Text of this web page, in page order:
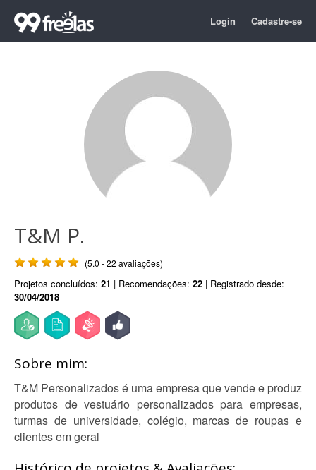
Login Cadastre-se
T&M P.
(5.0 - 22 avaliações)
Projetos concluídos: 21 | Recomendações: 22 | Registrado desde:
30/04/2018
Sobre mim:
T&M Personalizados é uma empresa que vende e produz
produtos de vestuário personalizados para empresas,
turmas de universidade, colégio, marcas de roupas e
clientes em geral